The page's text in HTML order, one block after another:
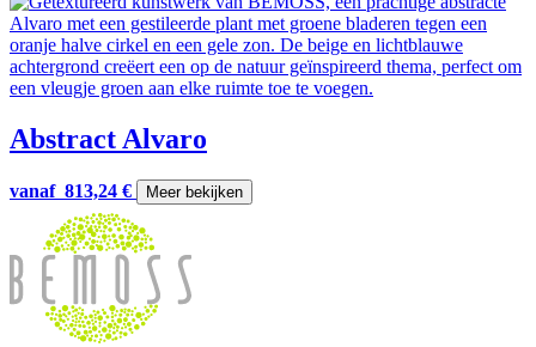
Abstract Alvaro
vanaf 813,24 € Meer bekijken